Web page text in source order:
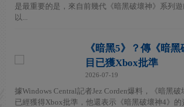
是最重要的是，來自前幾代《暗黑破壞神》系列
以...
《暗黑5》？傳《暗
目已獲Xbox批準
2026-07-19
據Windows Central記者Jez Corden爆料，《暗黑破
已經獲得Xbox批準，他還表示《暗黑破壞神4》的